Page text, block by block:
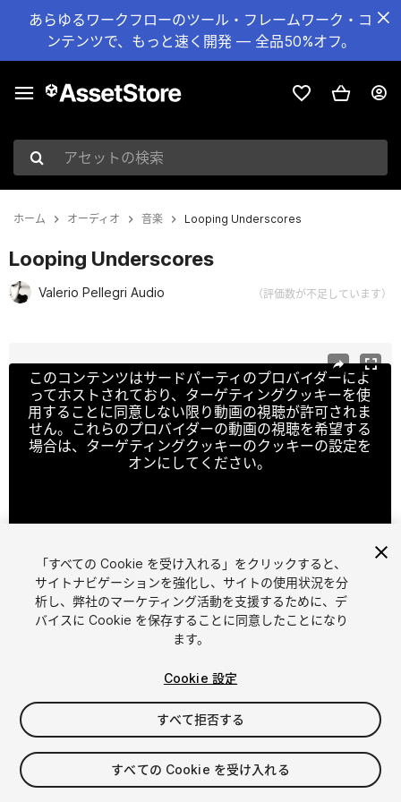
あらゆるワークフローのツール・フレームワーク・コ
ンテンツで、もっと速く開発 — 全品50%オフ。
アセットの検索
ホーム オーディオ 音楽 Looping Underscores
Looping Underscores
Valerio Pellegri Audio （評価数が不足しています）
このコンテンツはサードパーティのプロバイダーによ
ってホストされており、ターゲティングクッキーを使
用することに同意しない限り動画の視聴が許可されま
せん。これらのプロバイダーの動画の視聴を希望する
場合は、ターゲティングクッキーのクッキーの設定を
オンにしてください。
1 /4
$14.99
消費税は決済時に計算されます
「すべての Cookie を受け入れる」をクリックすると、
サイトナビゲーションを強化し、サイトの使用状況を分
析し、弊社のマーケティング活動を支援するために、デ
バイスに Cookie を保存することに同意したことになり
ます。
Cookie 設定
すべて拒否する
すべての Cookie を受け入れる